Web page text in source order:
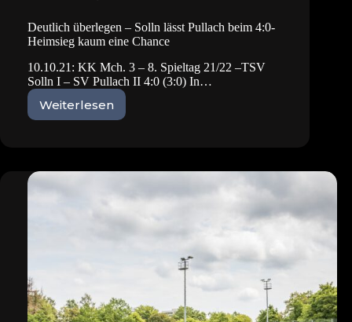
Deutlich überlegen – Solln lässt Pullach beim 4:0-
Heimsieg kaum eine Chance
10.10.21: KK Mch. 3 – 8. Spieltag 21/22 –TSV
Solln I – SV Pullach II 4:0 (3:0) In…
Weiterlesen
Deutlich
lässt